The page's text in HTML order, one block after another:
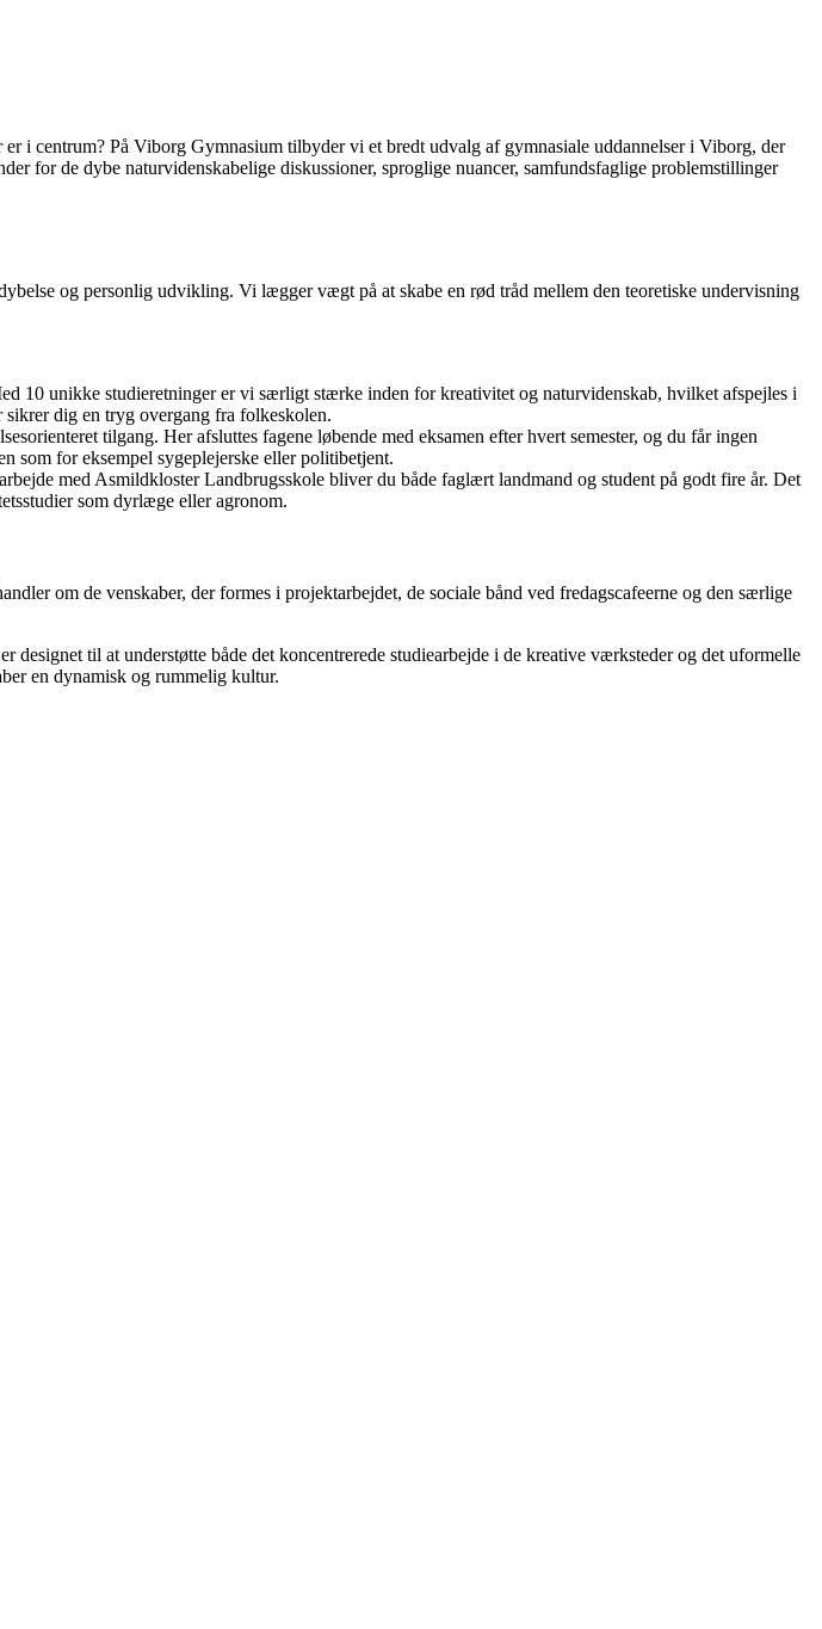
i centrum? På Viborg Gymnasium tilbyder vi et bredt udvalg af gymnasiale uddannelser i Viborg, der
for de dybe naturvidenskabelige diskussioner, sproglige nuancer, samfundsfaglige problemstillinger
og personlig udvikling. Vi lægger vægt på at skabe en rød tråd mellem den teoretiske undervisning
10 unikke studieretninger er vi særligt stærke inden for kreativitet og naturvidenskab, hvilket afspejles i
dig en tryg overgang fra folkeskolen.
tilgang. Her afsluttes fagene løbende med eksamen efter hvert semester, og du får ingen
som for eksempel sygeplejerske eller politibetjent.
med Asmildkloster Landbrugsskole bliver du både faglært landmand og student på godt fire år. Det
som dyrlæge eller agronom.
om de venskaber, der formes i projektarbejdet, de sociale bånd ved fredagscafeerne og den særlige
til at understøtte både det koncentrerede studiearbejde i de kreative værksteder og det uformelle
en dynamisk og rummelig kultur.